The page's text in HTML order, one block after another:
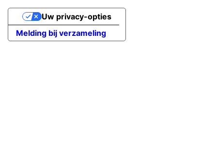
Melding bij verzameling
Uw privacy-opties